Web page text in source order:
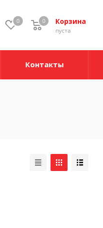
0 Корзина
пуста
0
Контакты